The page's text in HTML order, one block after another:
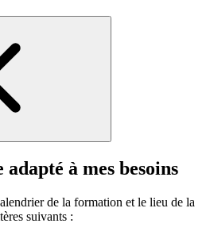
à mes besoins
de la formation et le lieu de la
suivants :